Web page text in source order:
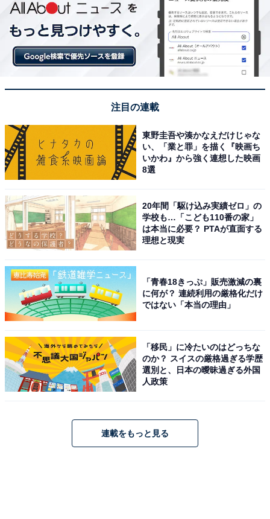
注目の連載
東野圭吾や湊かなえだけじゃな
い、「業と罪」を描く『映画ち
いかわ』から強く連想した映画
8選
20年間「駆け込み実績ゼロ」の
学校も…「こども110番の家」
は本当に必要？ PTAが直面する
理想と現実
「青春18きっぷ」販売激減の裏
に何が？ 連続利用の厳格化だけ
ではない「本当の理由」
「移民」に冷たいのはどっちな
のか？ スイスの厳格過ぎる学歴
選別と、日本の曖昧過ぎる外国
人政策
連載をもっと見る